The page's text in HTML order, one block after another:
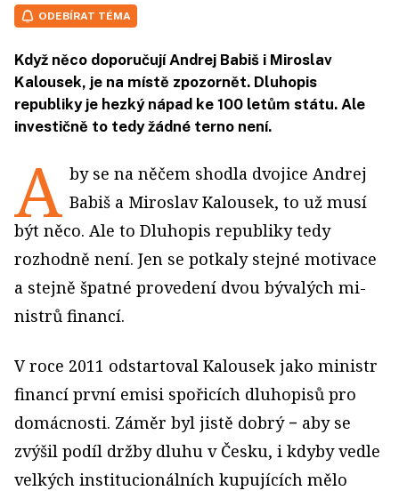
ODEBÍRAT TÉMA
Když něco doporučují Andrej Babiš i Miroslav
Kalousek, je na místě zpozornět. Dluhopis
republiky je hezký nápad ke 100 letům státu. Ale
investičně to tedy žádné terno není.
A by se na něčem shodla dvojice Andrej
Babiš a Miroslav Kalousek, to už musí
být něco. Ale to Dluhopis republiky tedy
rozhodně není. Jen se potkaly stejné motivace
a stejně špatné provedení dvou bývalých mi­
nistrů financí.
V roce 2011 odstartoval Kalousek jako ministr
financí první emisi spořicích dluhopisů pro
domácnosti. Záměr byl jistě dobrý − aby se
zvýšil podíl držby dluhu v Česku, i kdyby vedle
velkých institucionálních kupujících mělo